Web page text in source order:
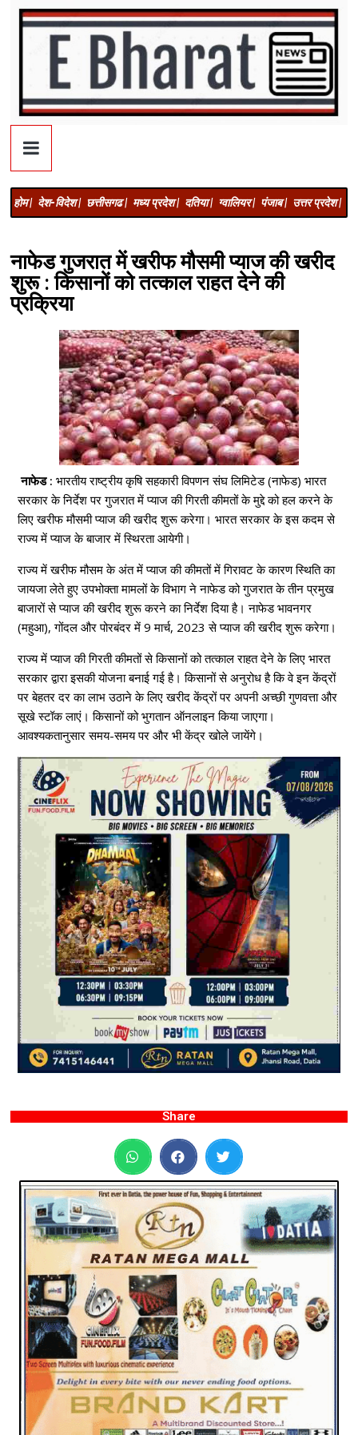
होम | देश-विदेश | छत्तीसगढ | मध्य प्रदेश | दतिया | ग्वालियर | पंजाब | उत्तर प्रदेश |
नाफेड गुजरात में खरीफ मौसमी प्याज की खरीद
शुरू : किसानों को तत्काल राहत देने की
प्रक्रिया
नाफेड : भारतीय राष्ट्रीय कृषि सहकारी विपणन संघ लिमिटेड (नाफेड) भारत
सरकार के निर्देश पर गुजरात में प्याज की गिरती कीमतों के मुद्दे को हल करने के
लिए खरीफ मौसमी प्याज की खरीद शुरू करेगा। भारत सरकार के इस कदम से
राज्य में प्याज के बाजार में स्थिरता आयेगी।
राज्य में खरीफ मौसम के अंत में प्याज की कीमतों में गिरावट के कारण स्थिति का
जायजा लेते हुए उपभोक्ता मामलों के विभाग ने नाफेड को गुजरात के तीन प्रमुख
बाजारों से प्याज की खरीद शुरू करने का निर्देश दिया है। नाफेड भावनगर
(महुआ), गोंदल और पोरबंदर में 9 मार्च, 2023 से प्याज की खरीद शुरू करेगा।
राज्य में प्याज की गिरती कीमतों से किसानों को तत्काल राहत देने के लिए भारत
सरकार द्वारा इसकी योजना बनाई गई है। किसानों से अनुरोध है कि वे इन केंद्रों
पर बेहतर दर का लाभ उठाने के लिए खरीद केंद्रों पर अपनी अच्छी गुणवत्ता और
सूखे स्टॉक लाएं। किसानों को भुगतान ऑनलाइन किया जाएगा।
आवश्यकतानुसार समय-समय पर और भी केंद्र खोले जायेंगे।
Share